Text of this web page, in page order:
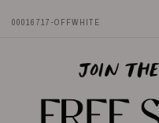
00016717-OFFWHITE